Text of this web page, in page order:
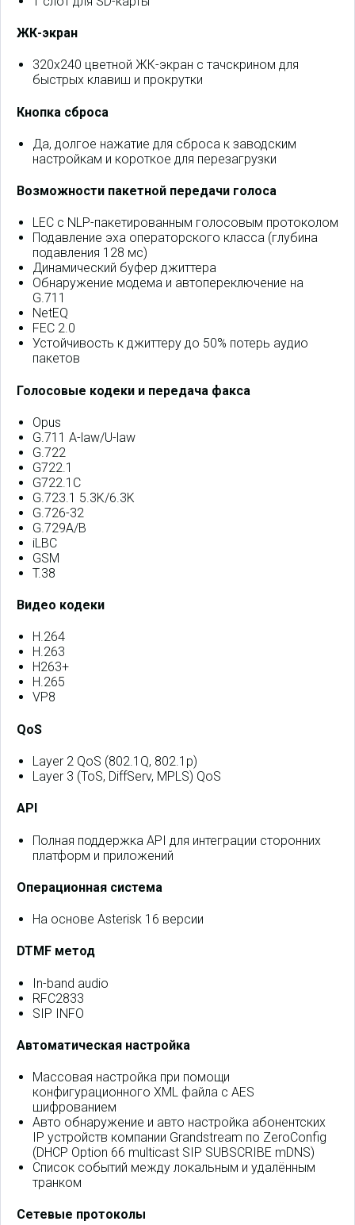
ЖК-экран
320x240 цветной ЖК-экран с тачскрином для
быстрых клавиш и прокрутки
Кнопка сброса
Да, долгое нажатие для сброса к заводским
настройкам и короткое для перезагрузки
Возможности пакетной передачи голоса
LEC c NLP-пакетированным голосовым протоколом
Подавление эха операторского класса (глубина
подавления 128 мс)
Динамический буфер джиттера
Обнаружение модема и автопереключение на
G.711
NetEQ
FEC 2.0
Устойчивость к джиттеру до 50% потерь аудио
пакетов
Голосовые кодеки и передача факса
Opus
G.711 A-law/U-law
G.722
G722.1
G722.1C
G.723.1 5.3K/6.3K
G.726-32
G.729A/B
iLBC
GSM
T.38
Видео кодеки
H.264
H.263
H263+
H.265
VP8
QoS
Layer 2 QoS (802.1Q, 802.1p)
Layer 3 (ToS, DiffServ, MPLS) QoS
API
Полная поддержка API для интеграции сторонних
платформ и приложений
Операционная система
На основе Asterisk 16 версии
DTMF метод
In-band audio
RFC2833
SIP INFO
Автоматическая настройка
Массовая настройка при помощи
конфигурационного XML файла с AES
шифрованием
Авто обнаружение и авто настройка абонентских
IP устройств компании Grandstream по ZeroConfig
(DHCP Option 66 multicast SIP SUBSCRIBE mDNS)
Список событий между локальным и удалённым
транком
Сетевые протоколы